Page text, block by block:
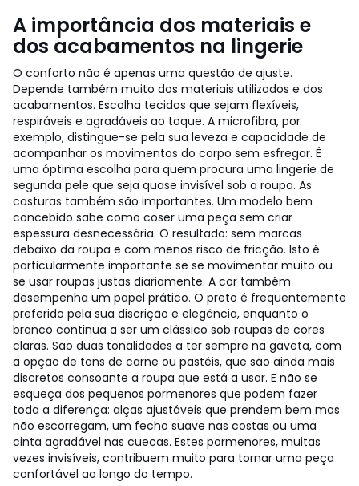
A importância dos materiais e
dos acabamentos na lingerie
O conforto não é apenas uma questão de ajuste.
Depende também muito dos materiais utilizados e dos
acabamentos. Escolha tecidos que sejam flexíveis,
respiráveis e agradáveis ao toque. A microfibra, por
exemplo, distingue-se pela sua leveza e capacidade de
acompanhar os movimentos do corpo sem esfregar. É
uma óptima escolha para quem procura uma lingerie de
segunda pele que seja quase invisível sob a roupa. As
costuras também são importantes. Um modelo bem
concebido sabe como coser uma peça sem criar
espessura desnecessária. O resultado: sem marcas
debaixo da roupa e com menos risco de fricção. Isto é
particularmente importante se se movimentar muito ou
se usar roupas justas diariamente. A cor também
desempenha um papel prático. O preto é frequentemente
preferido pela sua discrição e elegância, enquanto o
branco continua a ser um clássico sob roupas de cores
claras. São duas tonalidades a ter sempre na gaveta, com
a opção de tons de carne ou pastéis, que são ainda mais
discretos consoante a roupa que está a usar. E não se
esqueça dos pequenos pormenores que podem fazer
toda a diferença: alças ajustáveis que prendem bem mas
não escorregam, um fecho suave nas costas ou uma
cinta agradável nas cuecas. Estes pormenores, muitas
vezes invisíveis, contribuem muito para tornar uma peça
confortável ao longo do tempo.